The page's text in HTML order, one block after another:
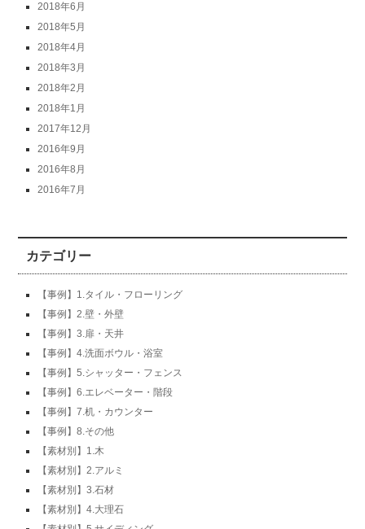
2018年6月
2018年5月
2018年4月
2018年3月
2018年2月
2018年1月
2017年12月
2016年9月
2016年8月
2016年7月
カテゴリー
【事例】1.タイル・フローリング
【事例】2.壁・外壁
【事例】3.扉・天井
【事例】4.洗面ボウル・浴室
【事例】5.シャッター・フェンス
【事例】6.エレベーター・階段
【事例】7.机・カウンター
【事例】8.その他
【素材別】1.木
【素材別】2.アルミ
【素材別】3.石材
【素材別】4.大理石